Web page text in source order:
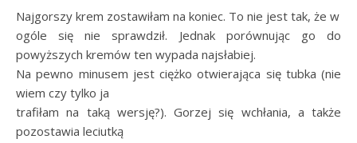
Najgorszy krem zostawiłam na koniec. To nie jest tak, że w
ogóle się nie sprawdził. Jednak porównując go do
powyższych kremów ten wypada najsłabiej.
Na pewno minusem jest ciężko otwierająca się tubka (nie
wiem czy tylko ja
trafiłam na taką wersję?). Gorzej się wchłania, a także
pozostawia leciutką